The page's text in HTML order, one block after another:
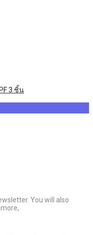
3 ชิ้น
You will also